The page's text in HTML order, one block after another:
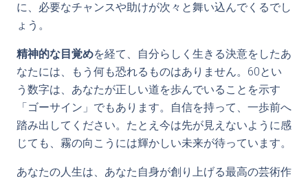
に、必要なチャンスや助けが次々と舞い込んでくるでし
ょう。
精神的な目覚めを経て、自分らしく生きる決意をしたあ
なたには、もう何も恐れるものはありません。60とい
う数字は、あなたが正しい道を歩んでいることを示す
「ゴーサイン」でもあります。自信を持って、一歩前へ
踏み出してください。たとえ今は先が見えないように感
じても、霧の向こうには輝かしい未来が待っています。
あなたの人生は、あなた自身が創り上げる最高の芸術作